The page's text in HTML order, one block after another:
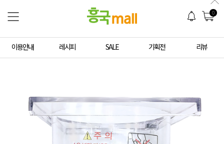
0
이용안내 레시피 SALE 기획전 리뷰